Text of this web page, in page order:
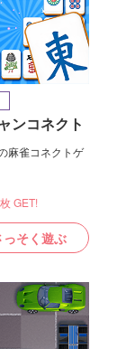
ンコネクト
麻雀コネクトゲ
枚 GET!
っそく遊ぶ